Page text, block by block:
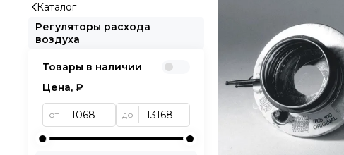
Каталог
Регуляторы расхода
воздуха
Товары в наличии
Цена, ₽
от до